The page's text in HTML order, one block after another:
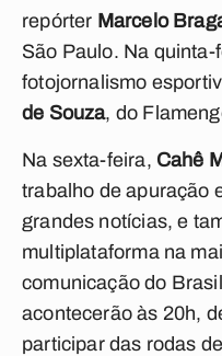
repórter Marcelo
São Paulo. Na
fotojornalismo
de Souza, do
Na sexta-feira, Cahê
trabalho de apuração
grandes notícias, e
multiplataforma na
comunicação do
acontecerão às 20h,
participar das rodas